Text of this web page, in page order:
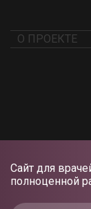
Сайт для
полноценной
О ПРОЕКТЕ